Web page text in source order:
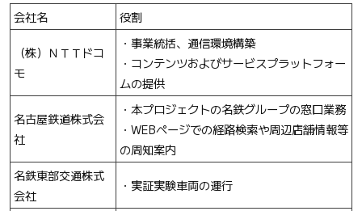
会社名 役割
（株）ＮＴＴドコ
モ
・事業統括、通信環境構築
・コンテンツおよびサービスプラットフォー
ムの提供
名古屋鉄道株式会
社
・本プロジェクトの名鉄グループの窓口業務
・WEBページでの経路検索や周辺店舗情報等
の周知案内
名鉄東部交通株式
会社
・実証実験車両の運行